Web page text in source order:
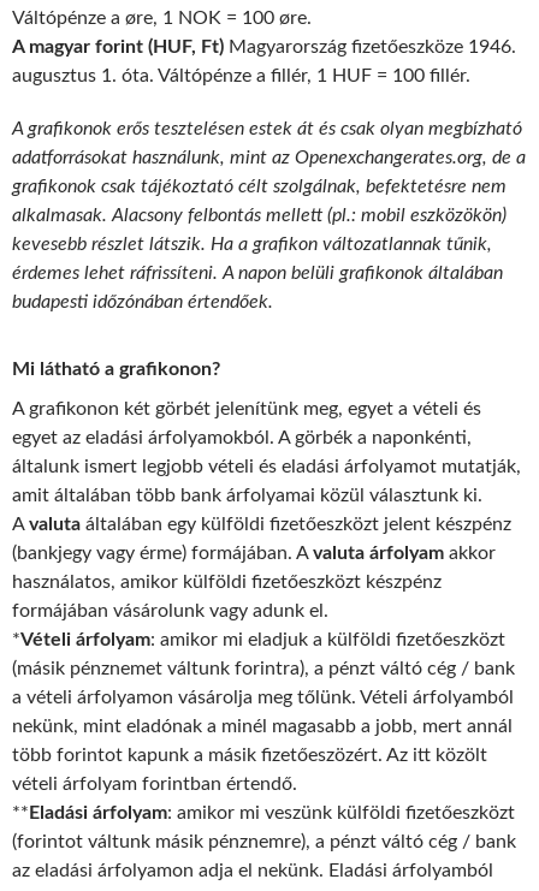
Váltópénze a øre, 1 NOK = 100 øre.
A magyar forint (HUF, Ft) Magyarország fizetőeszköze 1946.
augusztus 1. óta. Váltópénze a fillér, 1 HUF = 100 fillér.
A grafikonok erős tesztelésen estek át és csak olyan megbízható
adatforrásokat használunk, mint az Openexchangerates.org, de a
grafikonok csak tájékoztató célt szolgálnak, befektetésre nem
alkalmasak. Alacsony felbontás mellett (pl.: mobil eszközökön)
kevesebb részlet látszik. Ha a grafikon változatlannak tűnik,
érdemes lehet ráfrissíteni. A napon belüli grafikonok általában
budapesti időzónában értendőek.
Mi látható a grafikonon?
A grafikonon két görbét jelenítünk meg, egyet a vételi és
egyet az eladási árfolyamokból. A görbék a naponkénti,
általunk ismert legjobb vételi és eladási árfolyamot mutatják,
amit általában több bank árfolyamai közül választunk ki.
Avaluta általában egy külföldi fizetőeszközt jelent készpénz
(bankjegy vagy érme) formájában. Avaluta árfolyam akkor
használatos, amikor külföldi fizetőeszközt készpénz
formájában vásárolunk vagy adunk el.
*Vételi árfolyam: amikor mi eladjuk a külföldi fizetőeszközt
(másik pénznemet váltunk forintra), a pénzt váltó cég / bank
a vételi árfolyamon vásárolja meg tőlünk. Vételi árfolyamból
nekünk, mint eladónak a minél magasabb a jobb, mert annál
több forintot kapunk a másik fizetőeszözért. Az itt közölt
vételi árfolyam forintban értendő.
** Eladási árfolyam: amikor mi veszünk külföldi fizetőeszközt
(forintot váltunk másik pénznemre), a pénzt váltó cég / bank
az eladási árfolyamon adja el nekünk. Eladási árfolyamból